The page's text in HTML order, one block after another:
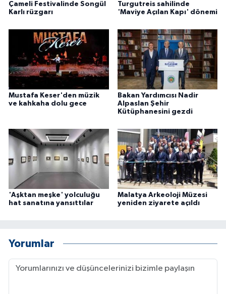
Çameli Festivalinde Songül
Karlı rüzgarı
Turgutreis sahilinde
'Maviye Açılan Kapı' dönemi
Mustafa Keser'den müzik
ve kahkaha dolu gece
Bakan Yardımcısı Nadir
Alpaslan Şehir
Kütüphanesini gezdi
'Aşktan meşke' yolculuğu
hat sanatına yansıttılar
Malatya Arkeoloji Müzesi
yeniden ziyarete açıldı
Yorumlar